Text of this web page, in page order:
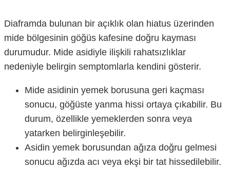
Diaframda bulunan bir açıklık olan hiatus üzerinden
mide bölgesinin göğüs kafesine doğru kayması
durumudur. Mide asidiyle ilişkili rahatsızlıklar
nedeniyle belirgin semptomlarla kendini gösterir.
Mide asidinin yemek borusuna geri kaçması
sonucu, göğüste yanma hissi ortaya çıkabilir. Bu
durum, özellikle yemeklerden sonra veya
yatarken belirginleşebilir.
Asidin yemek borusundan ağıza doğru gelmesi
sonucu ağızda acı veya ekşi bir tat hissedilebilir.